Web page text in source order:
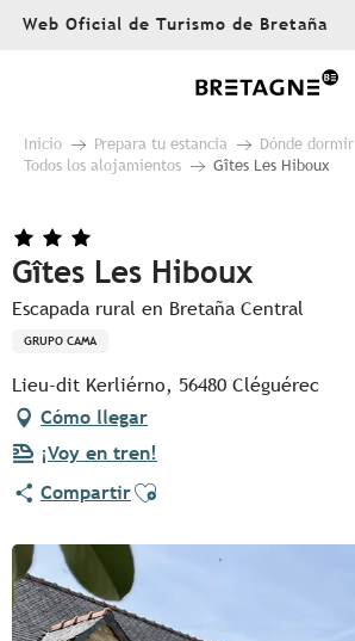
AllerWeb Oficial de Turismo de Bretaña
Inicio Prepara tu estancia
Dónde dormir
Todos los alojamientos
Gîtes Les Hiboux
Gîtes Les Hiboux
Escapada rural en Bretaña Central
GRUPO CAMA
Lieu-dit Kerliérno, 56480 Cléguérec
Cómo llegar
¡Voy en tren!
CompartirAjouter aux favoris